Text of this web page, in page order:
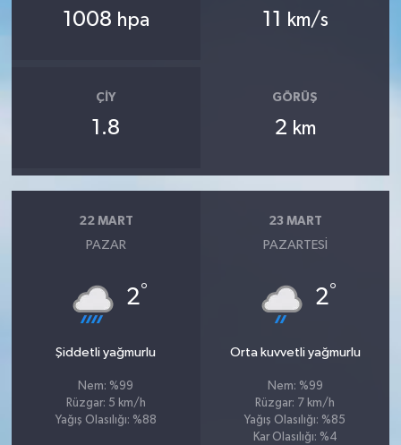
1008 hpa 11 km/s
ÇIY
1.8
GÖRÜŞ
2 km
22 MART
PAZAR
2°
Şiddetli yağmurlu
Nem: %99
Rüzgar: 5 km/h
Yağış Olasılığı: %88
23 MART
PAZARTESI
2°
Orta kuvvetli yağmurlu
Nem: %99
Rüzgar: 7 km/h
Yağış Olasılığı: %85
Kar Olasılığı: %4